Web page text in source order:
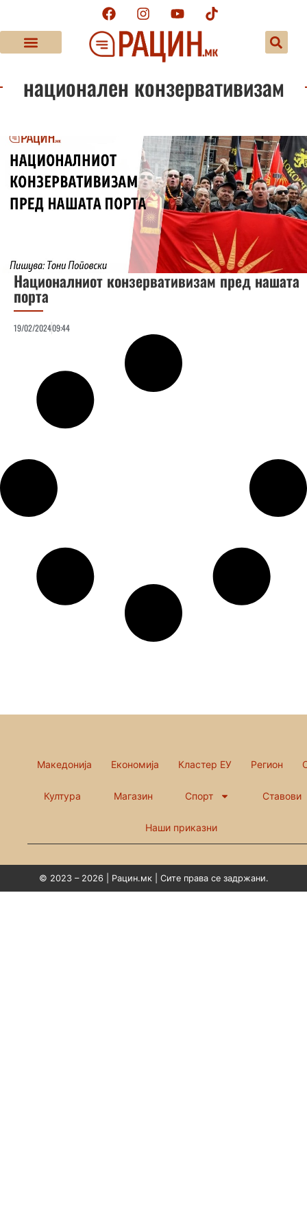
национален конзервативизам
Националниот конзервативизам пред нашата
порта
19/02/202409:44
Македонија Економија Кластер ЕУ Регион
Култура Магазин Спорт Ставови
Наши приказни
© 2023 – 2026 | Рацин.мк | Сите права се задржани.